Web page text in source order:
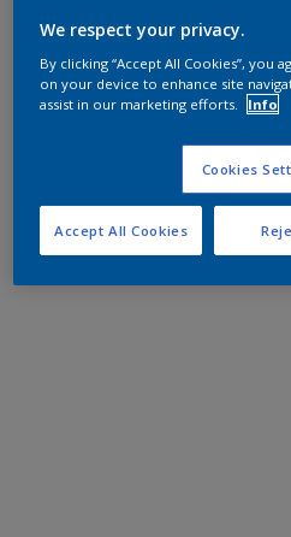
We respect your privacy.
By clicking “Accept All Cookies”, you
on your device to enhance site
assist in our marketing efforts.
Info
Cookies
Accept All Cookies